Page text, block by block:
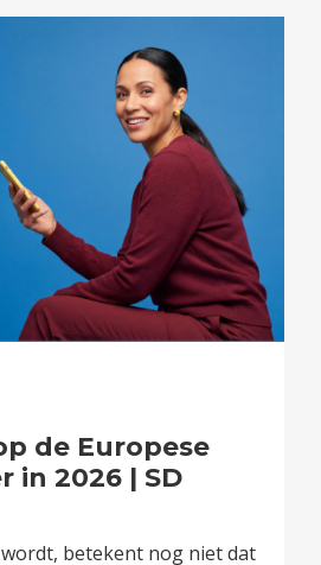
de Europese
in 2026 | SD
betekent nog niet dat